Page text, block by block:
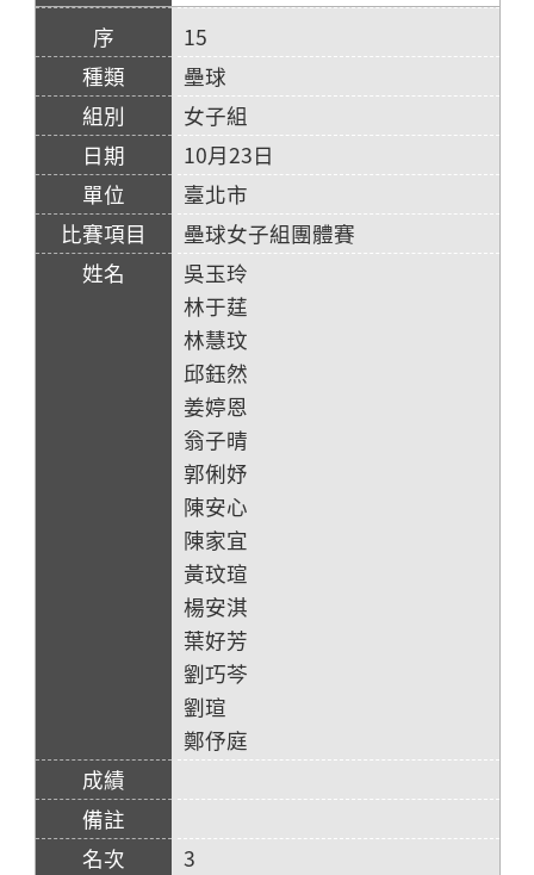
15
壘球
女子組
10月23日
臺北市
壘球女子組團體賽
吳玉玲
林于莛
林慧玟
邱鈺然
姜婷恩
翁子晴
郭俐妤
陳安心
陳家宜
黃玟瑄
楊安淇
葉好芳
劉巧芩
劉瑄
鄭伃庭
3